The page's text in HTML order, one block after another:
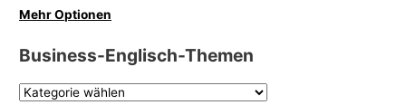
Mehr Optionen
Business-Englisch-Themen